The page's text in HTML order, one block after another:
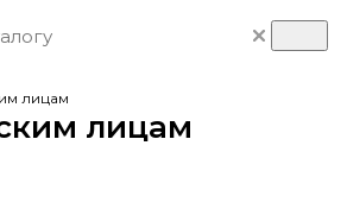
лицам
лицам